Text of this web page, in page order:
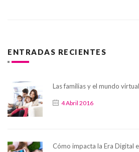
ENTRADAS RECIENTES
Las familias y el mundo virtual
4 Abril 2016
Cómo impacta la Era Digital